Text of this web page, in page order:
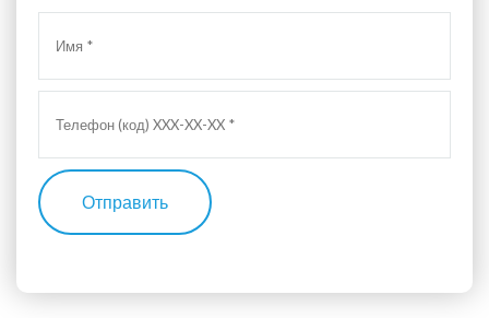
Отправить